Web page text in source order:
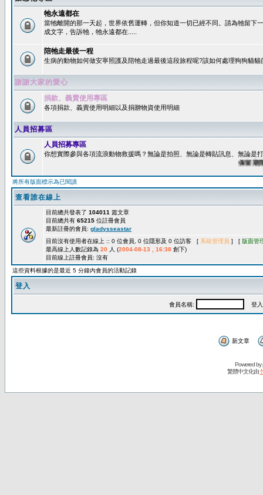
牠永遠都在
當牠離開的那一天起，世界依舊運轉，但你知道一切已經不同。請為牠留下
成文字，告訴牠，牠永遠都在.....
陪牠走最後一程
生病的動物如何做安寧照護及陪牠走過最後這段旅程呢?該如何處理狗狗貓貓
謝謝大家的愛心
捐款、義賣使用專區
各項捐款、義賣使用明細以及捐贈物資使用明細
人員招募區
人員招募專區
你想實際參與各項流浪動物救援嗎？無論是拍照、無論是轉貼訊息、無論是
保留期限：
將所有版面標示為已閱讀
查看誰在線上
目前總共發表了 104011 篇文章
目前總共有 65215 位註冊會員
最新註冊的會員: gladysseastar
目前沒有使用者在線上 :: 0 位會員, 0 位隱形及 0 位訪客 [ 系統管理員 ] [ 版面管
最高線上人數記錄為 20 人 (2004-08-13 , 16:38 創下)
目前線上註冊會員: 沒有
這些資料根據的是最近 5 分鐘內會員的活動記錄
登入
會員名稱: 登入
新文章
Powered by
繁體中文化由